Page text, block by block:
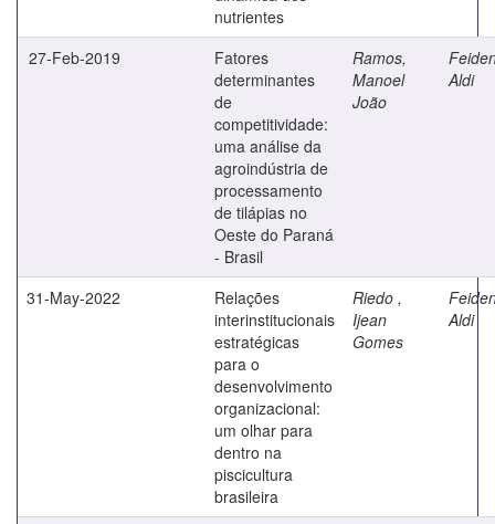
nutrientes
27-Feb-2019
Fatores
determinantes
de
competitividade:
uma análise da
agroindústria de
processamento
de tilápias no
Oeste do Paraná
- Brasil
Ramos,
Manoel
João
Aldi
31-May-2022
Relações
interinstitucionais
estratégicas
para o
desenvolvimento
organizacional:
um olhar para
dentro na
piscicultura
brasileira
Riedo ,
Ijean
Gomes
Aldi